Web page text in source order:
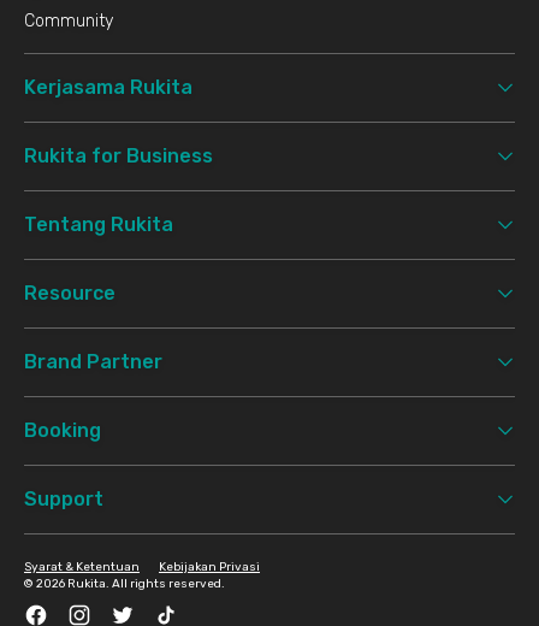
Community
Kerjasama Rukita
Rukita for Business
Tentang Rukita
Resource
Brand Partner
Booking
Support
© 2026 Rukita. All rights reserved.
Syarat & Ketentuan Kebijakan Privasi
FacebookInstagramTwitter TikTok